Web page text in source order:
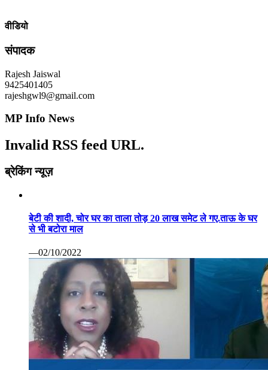
वीडियो
संपादक
Rajesh Jaiswal
9425401405
rajeshgwl9@gmail.com
MP Info News
Invalid RSS feed URL.
ब्रेकिंग न्यूज़
बेटी की शादी, चोर घर का ताला तोड़ 20 लाख समेट ले गए.ताऊ के घर
से भी बटोरा माल
—02/10/2022